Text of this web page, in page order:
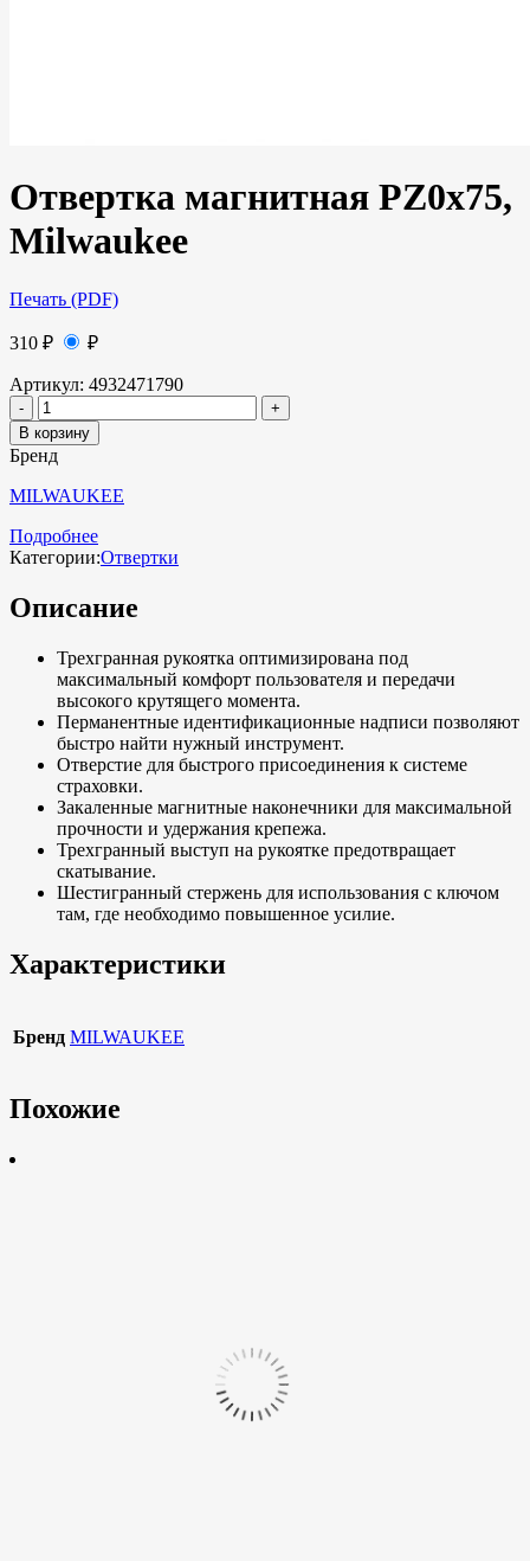
Отвертка магнитная PZ0x75,
Milwaukee
Печать (PDF)
310 ₽ ₽
Артикул: 4932471790
В корзину
Бренд
MILWAUKEE
Подробнее
Категории:Отвертки
Описание
Трехгранная рукоятка оптимизирована под
максимальный комфорт пользователя и передачи
высокого крутящего момента.
Перманентные идентификационные надписи позволяют
быстро найти нужный инструмент.
Отверстие для быстрого присоединения к системе
страховки.
Закаленные магнитные наконечники для максимальной
прочности и удержания крепежа.
Трехгранный выступ на рукоятке предотвращает
скатывание.
Шестигранный стержень для использования с ключом
там, где необходимо повышенное усилие.
Характеристики
Бренд MILWAUKEE
Похожие